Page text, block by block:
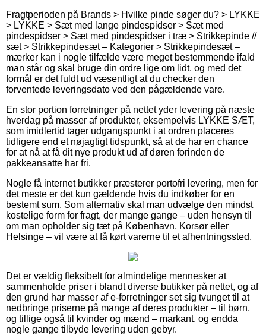
Fragtperioden på Brands > Hvilke pinde søger du? > LYKKE
> LYKKE > Sæt med lange pindespidser > Sæt med
pindespidser > Sæt med pindespidser i træ > Strikkepinde //
sæt > Strikkepindesæt – Kategorier > Strikkepindesæt –
mærker kan i nogle tilfælde være meget bestemmende ifald
man står og skal bruge din ordre lige om lidt, og med det
formål er det fuldt ud væsentligt at du checker den
forventede leveringsdato ved den pågældende vare.
En stor portion forretninger på nettet yder levering på næste
hverdag på masser af produkter, eksempelvis LYKKE SÆT,
som imidlertid tager udgangspunkt i at ordren placeres
tidligere end et nøjagtigt tidspunkt, så at de har en chance
for at nå at få dit nye produkt ud af døren forinden de
pakkeansatte har fri.
Nogle få internet butikker præsterer portofri levering, men for
det meste er det kun gældende hvis du indkøber for en
bestemt sum. Som alternativ skal man udvælge den mindst
kostelige form for fragt, der mange gange – uden hensyn til
om man opholder sig tæt på København, Korsør eller
Helsinge – vil være at få kørt varerne til et afhentningssted.
Det er vældig fleksibelt for almindelige mennesker at
sammenholde priser i blandt diverse butikker på nettet, og af
den grund har masser af e-forretninger set sig tvunget til at
nedbringe priserne på mange af deres produkter – til børn,
og tillige også til kvinder og mænd – markant, og endda
nogle gange tilbyde levering uden gebyr.